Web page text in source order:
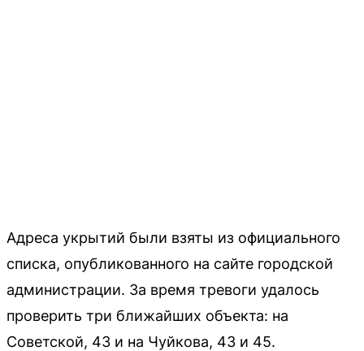
Адреса укрытий были взяты из официального
списка, опубликованного на сайте городской
администрации. За время тревоги удалось
проверить три ближайших объекта: на
Советской, 43 и на Чуйкова, 43 и 45.